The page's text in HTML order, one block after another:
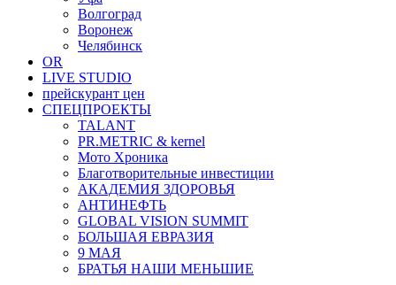
Волгоград
Воронеж
Челябинск
OR
LIVE STUDIO
прейскурант цен
СПЕЦПРОЕКТЫ
TALANT
PR.METRIC & kernel
Мото Хроника
Благотворительные инвестиции
АКАДЕМИЯ ЗДОРОВЬЯ
АНТИНЕФТЬ
GLOBAL VISION SUMMIT
БОЛЬШАЯ ЕВРАЗИЯ
9 МАЯ
БРАТЬЯ НАШИ МЕНЬШИЕ